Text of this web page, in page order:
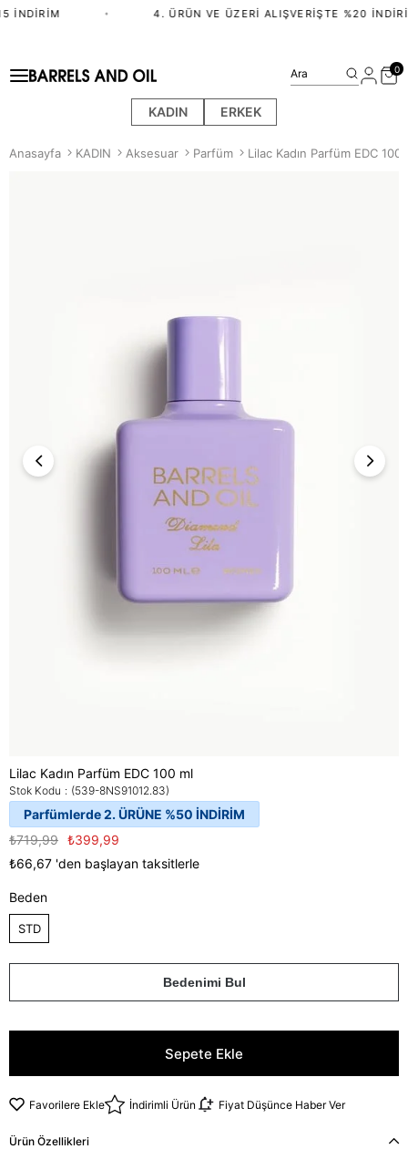
İNDIRIM 4. ÜRÜN VE ÜZERI ALIŞVERIŞTE %20
KADIN ERKEK
Ara 0
Anasayfa KADIN Aksesuar Parfüm Lilac Kadın Parfüm EDC 100
Lilac Kadın Parfüm EDC 100 ml
Stok Kodu (539-8NS91012.83)
Parfümlerde 2. ÜRÜNE %50 İNDİRİM
₺719,99 ₺399,99
₺66,67 'den başlayan taksitlerle
Beden
STD
Bedenimi Bul
Favorilere Ekle İndirimli Ürün Fiyat Düşünce Haber Ver
Ürün Özellikleri